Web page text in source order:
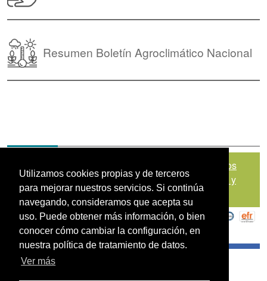
Utilizamos cookies propias y de terceros
para mejorar nuestros servicios. Si continúa
navegando, consideramos que acepta su
uso. Puede obtener más información, o bien
conocer cómo cambiar la configuración, en
nuestra política de tratamiento de datos.
Ver más
Resumen Boletín Agroclimático Nacional
Política de Tratamiento de Datos
Personales|Políticas de Seguridad, Términos y
Condiciones de Uso